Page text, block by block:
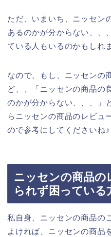
ただ、いまいち、ニッセン
あるのかが分からない、、
ている人もいるのかもしれ
なので、もし、ニッセンの
ど、、「ニッセンの商品の
のかが分からない、、、」
らニッセンの商品のレビュ
ので参考にしてくださいね♪
ニッセンの商品の
られず困っている
私自身、ニッセンの商品の
よければ、ニッセンの商品